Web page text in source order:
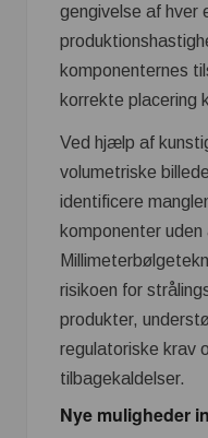
gengivelse af hver
komponenternes
korrekte placering
Ved hjælp af
volumetriske
identificere
komponenter
risikoen for
produkter,
regulatoriske krav
tilbagekaldelser.
Nye muligheder